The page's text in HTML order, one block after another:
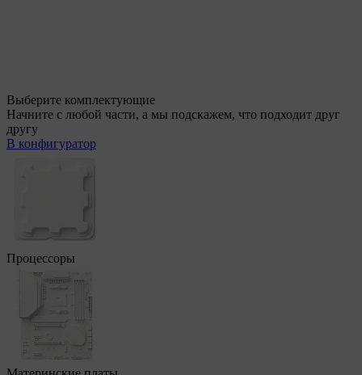
Выберите комплектующие
Начните с любой части, а мы подскажем, что подходит друг
другу
В конфигуратор
Процессоры